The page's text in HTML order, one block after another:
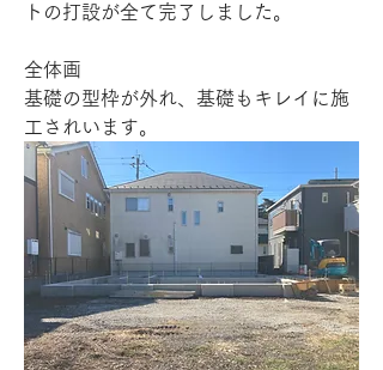
トの打設が全て完了しました。
全体画
基礎の型枠が外れ、基礎もキレイに施
工されいます。